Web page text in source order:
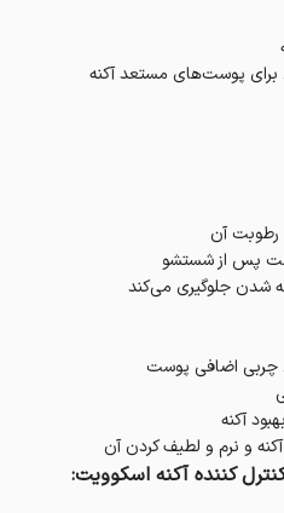
برای پوست‌های مستعد آکنه
آن
پس از شستشو
شدن جلوگیری می‌کند
چربی اضافی پوست
آکنه
و نرم و لطیف کردن آن
کننده آکنه اسکوویت: